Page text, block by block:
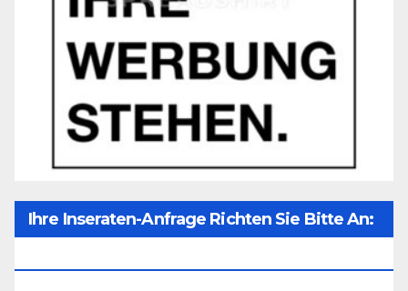
Ihre Inseraten-Anfrage Richten Sie Bitte An: